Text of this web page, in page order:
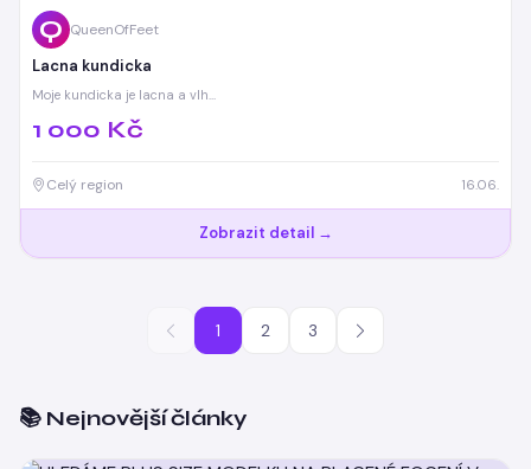
Q QueenOfFeet
Lacna kundicka
Moje kundicka je lacna a vlh…
1 000 Kč
Celý region 16.06.
Zobrazit detail →
1 2 3
📚 Nejnovější články